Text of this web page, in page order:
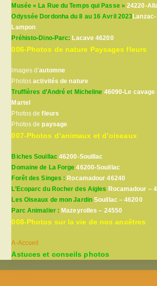
Musée « La Rue du Temps qui Passe » 24220-
Odyssée Dordonha du 8 au 16 Avril 2023
Lampon
Préhisto-Dino-Parc: Lacave 46200
006-Photos de nature Paysages fleurs
Images d’automne
Photosactivités de nature
Truffières d’André et Micheline 46090-Le
Martel
Photos defleurs
Photos depaysage
007-Photos d’animaux et d’oiseaux
Biches Souillac46200-Souillac
Domaine de La Forge 46200-Souillac
Forêt des Singes : Rocamadour 46240
L’Ecoparc du Rocher des Aigles Rocamadour –
Les Oiseaux de mon JardinSouillac – 46200
Parc Animalier : Mazeyrolles – 24550
008-Photos sur la vie de nos ancêtres
A-Accueil
Astuces et conseils photos